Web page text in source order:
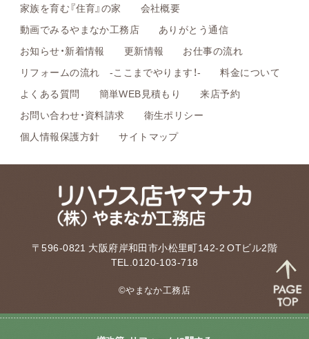
家族を育む『住育』の家
会社概要
動画でみるやまなか工務店
ありがとう通信
お知らせ・新着情報
更新情報
お仕事の流れ
リフォームの流れ -ここまでやります！-
料金について
よくある質問
簡単WEB見積もり
来店予約
お問い合わせ・資料請求
衛生ポリシー
個人情報保護方針
サイトマップ
〒596-0821 大阪府岸和田市小松里町142-2 OTビル2階
TEL.0120-103-718
©やまなか工務店